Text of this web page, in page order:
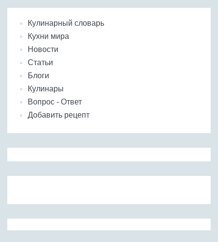
Кулинарный словарь
Кухни мира
Новости
Статьи
Блоги
Кулинары
Вопрос - Ответ
Добавить рецепт